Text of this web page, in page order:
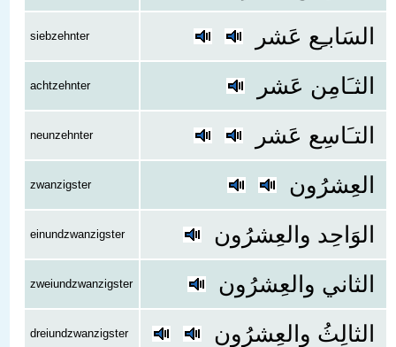
siebzehnter السَابـِع عَشر
achtzehnter الثـَامِن عَشر
neunzehnter التـَاسِع عَشر
zwanzigster العِشرُون
einundzwanzigster الوَاحِد والعِشرُون
zweiundzwanzigster الثاني والعِشرُون
dreiundzwanzigster الثالِثُ والعِشرُون